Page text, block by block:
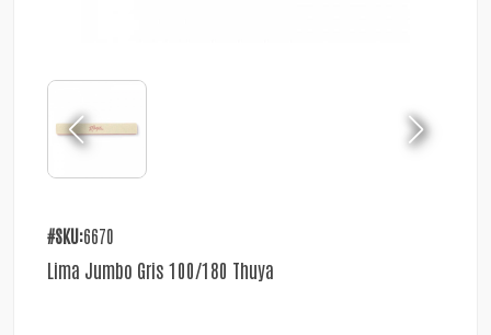
#SKU:6670
Lima Jumbo Gris 100/180 Thuya